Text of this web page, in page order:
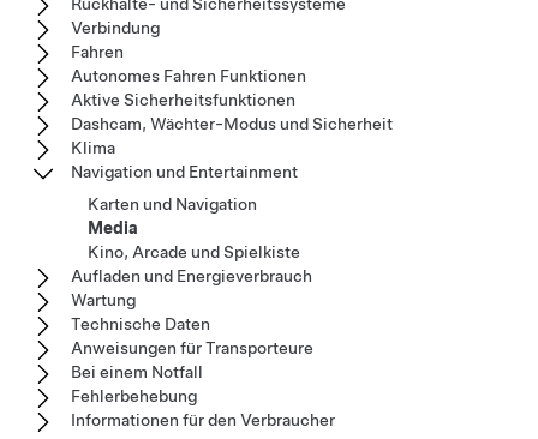
Verbindung
Fahren
Autonomes Fahren Funktionen
Aktive Sicherheitsfunktionen
Dashcam, Wächter-Modus und Sicherheit
Klima
Navigation und Entertainment
Karten und Navigation
Media
Kino, Arcade und Spielkiste
Aufladen und Energieverbrauch
Wartung
Technische Daten
Anweisungen für Transporteure
Bei einem Notfall
Fehlerbehebung
Informationen für den Verbraucher